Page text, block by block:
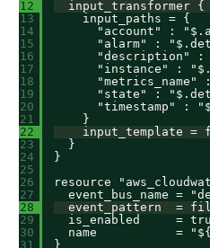
12
13
14
15
16
17
18
19
20
21
22
23
24
25
26
27
28
29
30
31
input_transformer {
input_paths = {
"account" :
"alarm" :
"description" :
"instance" :
"state" :
"timestamp" :
}
input_template =
}
}
resource
event_bus_name =
event_pattern  =
is_enabled     =
name           =
}